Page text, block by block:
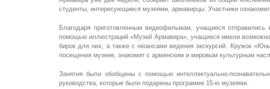
студенты, интересующиеся музеями, армавирцы. Участники
Благодаря приготовленным видеофильмам, учащиеся
помощью иллюстраций «Музей Армавира», учащиеся имели
бирок для них, а также с нюансами ведения экскурсий. Кружок
посещения музеев, знакомит с армянским и мировым культурным
Занятия были обобщены с помощью интеллектуально-
руководства, которые были подарены программе 15-ю музеями.